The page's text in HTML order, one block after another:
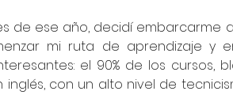
de ese año, decidí
mi ruta de aprendizaje y
el 90% de los cursos,
inglés, con un alto nivel de